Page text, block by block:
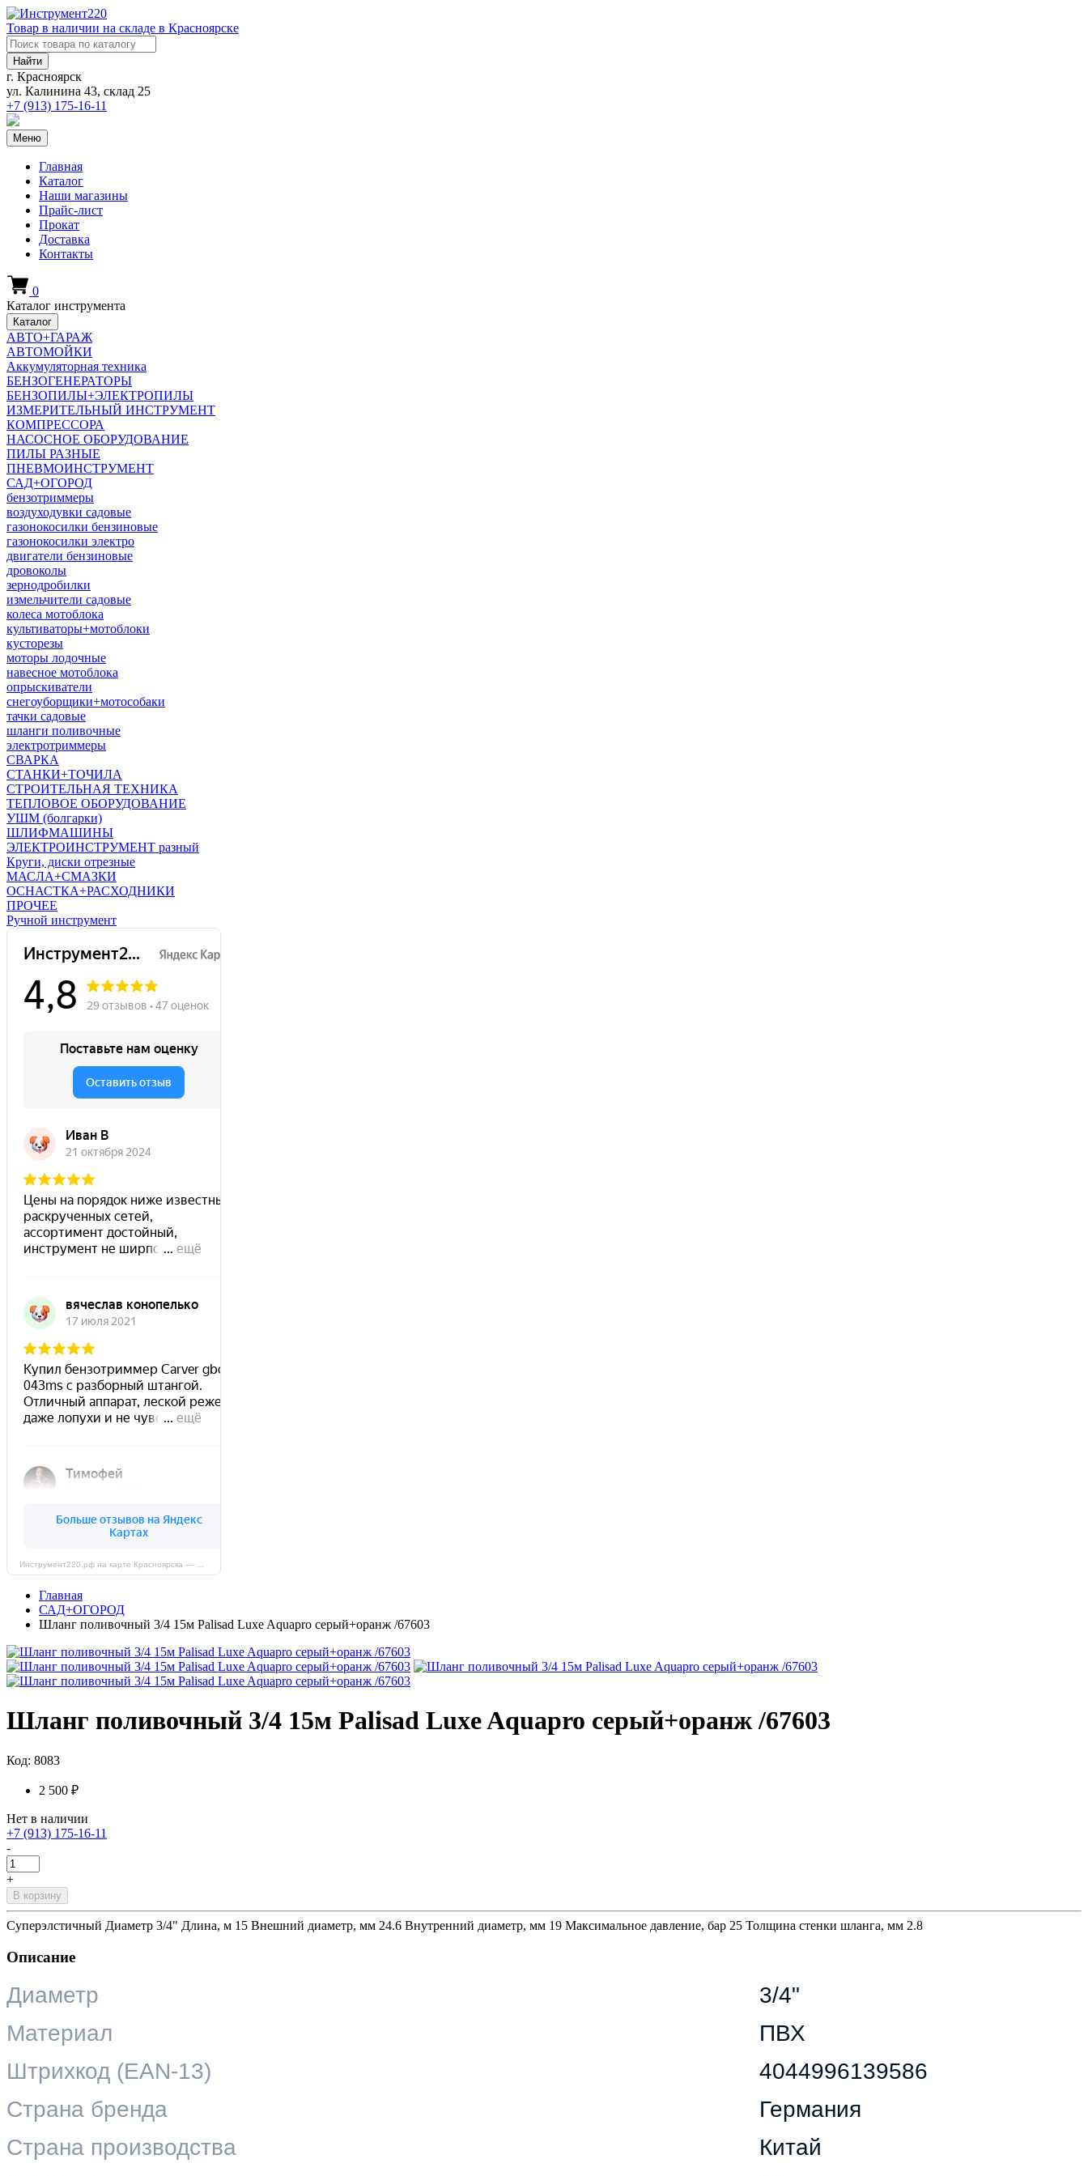
Товар в наличии на складе в Красноярске
Найти
г. Красноярск
ул. Калинина 43, склад 25
+7 (913) 175-16-11
Меню
Главная
Каталог
Наши магазины
Прайс-лист
Прокат
Доставка
Контакты
0
Каталог инструмента
Каталог
АВТО+ГАРАЖ
АВТОМОЙКИ
Аккумуляторная техника
БЕНЗОГЕНЕРАТОРЫ
БЕНЗОПИЛЫ+ЭЛЕКТРОПИЛЫ
ИЗМЕРИТЕЛЬНЫЙ ИНСТРУМЕНТ
КОМПРЕССОРА
НАСОСНОЕ ОБОРУДОВАНИЕ
ПИЛЫ РАЗНЫЕ
ПНЕВМОИНСТРУМЕНТ
САД+ОГОРОД
бензотриммеры
воздуходувки садовые
газонокосилки бензиновые
газонокосилки электро
двигатели бензиновые
дровоколы
зернодробилки
измельчители садовые
колеса мотоблока
культиваторы+мотоблоки
кусторезы
моторы лодочные
навесное мотоблока
опрыскиватели
снегоуборщики+мотособаки
тачки садовые
шланги поливочные
электротриммеры
СВАРКА
СТАНКИ+ТОЧИЛА
СТРОИТЕЛЬНАЯ ТЕХНИКА
ТЕПЛОВОЕ ОБОРУДОВАНИЕ
УШМ (болгарки)
ШЛИФМАШИНЫ
ЭЛЕКТРОИНСТРУМЕНТ разный
Круги, диски отрезные
МАСЛА+СМАЗКИ
ОСНАСТКА+РАСХОДНИКИ
ПРОЧЕЕ
Ручной инструмент
Главная
САД+ОГОРОД
Шланг поливочный 3/4 15м Palisad Luxe Aquapro серый+оранж /67603
Шланг поливочный 3/4 15м Palisad Luxe Aquapro серый+оранж /67603
Код: 8083
2 500 ₽
Нет в наличии
+7 (913) 175-16-11
-
+
В корзину
Суперэлстичный Диаметр 3/4" Длина, м 15 Внешний диаметр, мм 24.6 Внутренний диаметр, мм 19 Максимальное давление, бар 25 Толщина стенки шланга, мм 2.8
Описание
Диаметр
3/4"
Материал
ПВХ
Штрихкод (EAN-13)
4044996139586
Страна бренда
Германия
Страна производства
Китай